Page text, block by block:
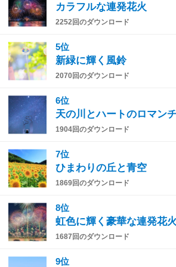
カラフルな連発花火
2252回のダウンロード
5位
新緑に輝く風鈴
2070回のダウンロード
6位
天の川とハートのロマン
1904回のダウンロード
7位
ひまわりの丘と青空
1869回のダウンロード
8位
虹色に輝く豪華な連発花火
1687回のダウンロード
9位